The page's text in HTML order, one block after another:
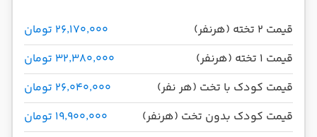
قیمت 2 تخته (هرنفر)
۲۶٬۱۷۰٬۰۰۰ تومان
قیمت 1 تخته (هرنفر)
۳۲٬۳۸۰٬۰۰۰ تومان
قیمت کودک با تخت (هر نفر)
۲۶٬۰۴۰٬۰۰۰ تومان
قیمت کودک بدون تخت (هرنفر)
۱۹٬۹۰۰٬۰۰۰ تومان